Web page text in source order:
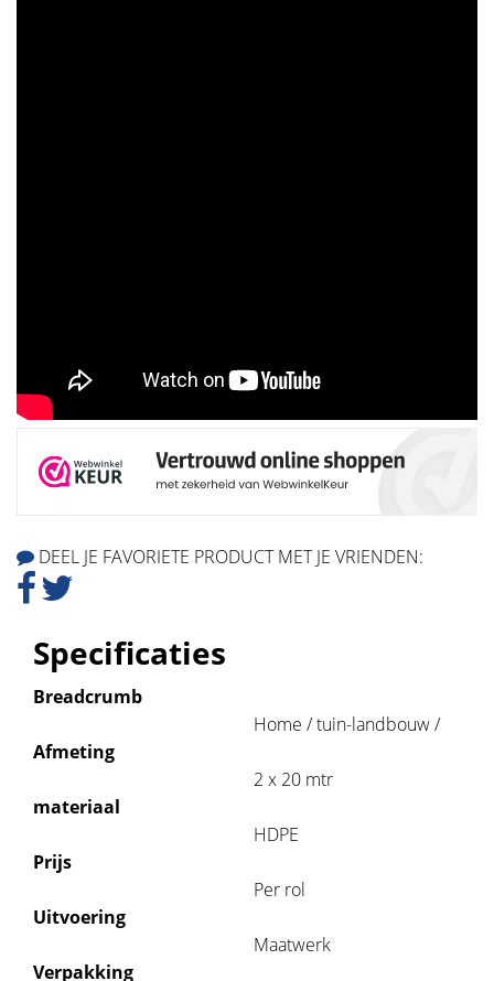
DEEL JE FAVORIETE PRODUCT MET JE VRIENDEN:
Specificaties
Breadcrumb
Home / tuin-landbouw /
Afmeting
2 x 20 mtr
materiaal
HDPE
Prijs
Per rol
Uitvoering
Maatwerk
Verpakking